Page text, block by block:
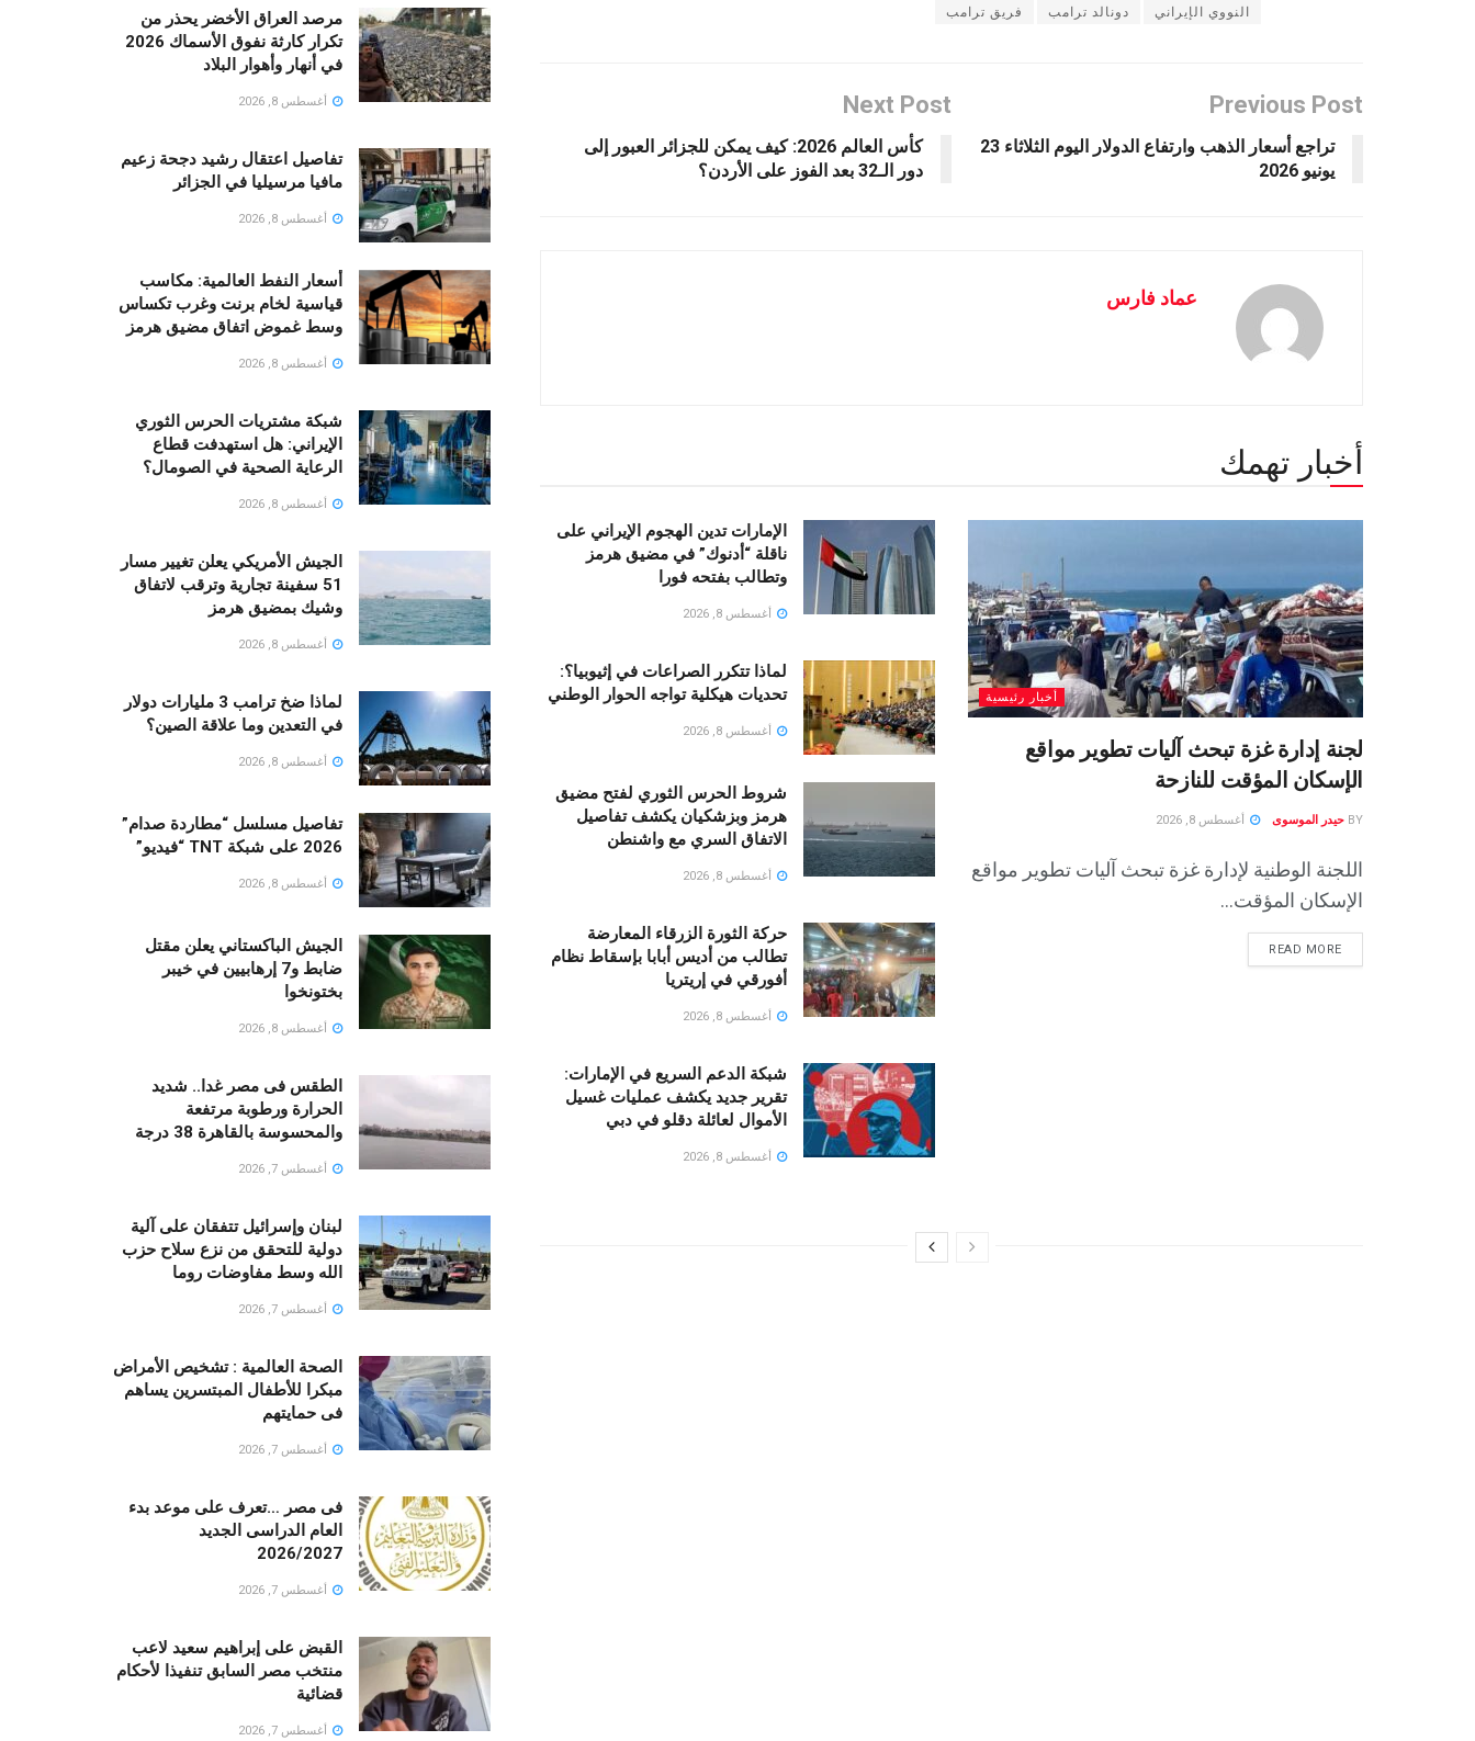
النووي الإيراني دونالد ترامب فريق ترامب
Previous Post
تراجع أسعار الذهب وارتفاع الدولار اليوم الثلاثاء 23
يونيو 2026
Next Post
كأس العالم 2026: كيف يمكن للجزائر العبور إلى
دور الـ32 بعد الفوز على الأردن؟
عماد فارس
أخبار تهمك
أخبار رئيسية
لجنة إدارة غزة تبحث آليات تطوير مواقع
الإسكان المؤقت للنازحة
BY حيدر الموسوى أغسطس 8, 2026
اللجنة الوطنية لإدارة غزة تبحث آليات تطوير مواقع
الإسكان المؤقت...
READ MORE
الإمارات تدين الهجوم الإيراني على
ناقلة “أدنوك” في مضيق هرمز
وتطالب بفتحه فورا
أغسطس 8, 2026
لماذا تتكرر الصراعات في إثيوبيا؟:
تحديات هيكلية تواجه الحوار الوطني
أغسطس 8, 2026
شروط الحرس الثوري لفتح مضيق
هرمز وبزشكيان يكشف تفاصيل
الاتفاق السري مع واشنطن
أغسطس 8, 2026
حركة الثورة الزرقاء المعارضة
تطالب من أديس أبابا بإسقاط نظام
أفورقي في إريتريا
أغسطس 8, 2026
شبكة الدعم السريع في الإمارات:
تقرير جديد يكشف عمليات غسيل
الأموال لعائلة دقلو في دبي
أغسطس 8, 2026
مرصد العراق الأخضر يحذر من
تكرار كارثة نفوق الأسماك 2026
في أنهار وأهوار البلاد
أغسطس 8, 2026
تفاصيل اعتقال رشيد دجحة زعيم
مافيا مرسيليا في الجزائر
أغسطس 8, 2026
أسعار النفط العالمية: مكاسب
قياسية لخام برنت وغرب تكساس
وسط غموض اتفاق مضيق هرمز
أغسطس 8, 2026
شبكة مشتريات الحرس الثوري
الإيراني: هل استهدفت قطاع
الرعاية الصحية في الصومال؟
أغسطس 8, 2026
الجيش الأمريكي يعلن تغيير مسار
51 سفينة تجارية وترقب لاتفاق
وشيك بمضيق هرمز
أغسطس 8, 2026
لماذا ضخ ترامب 3 مليارات دولار
في التعدين وما علاقة الصين؟
أغسطس 8, 2026
تفاصيل مسلسل “مطاردة صدام”
2026 على شبكة TNT “فيديو”
أغسطس 8, 2026
الجيش الباكستاني يعلن مقتل
ضابط و7 إرهابيين في خيبر
بختونخوا
أغسطس 8, 2026
الطقس فى مصر غدا.. شديد
الحرارة ورطوبة مرتفعة
والمحسوسة بالقاهرة 38 درجة
أغسطس 7, 2026
لبنان وإسرائيل تتفقان على آلية
دولية للتحقق من نزع سلاح حزب
الله وسط مفاوضات روما
أغسطس 7, 2026
الصحة العالمية : تشخيص الأمراض
مبكرا للأطفال المبتسرين يساهم
فى حمايتهم
أغسطس 7, 2026
فى مصر …تعرف على موعد بدء
العام الدراسى الجديد
2026/2027
أغسطس 7, 2026
القبض على إبراهيم سعيد لاعب
منتخب مصر السابق تنفيذا لأحكام
قضائية
أغسطس 7, 2026